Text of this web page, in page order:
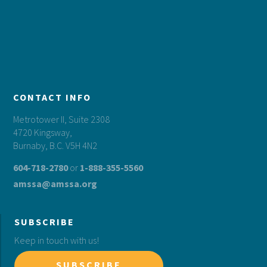
CONTACT INFO
Metrotower II, Suite 2308
4720 Kingsway,
Burnaby, B.C. V5H 4N2
604-718-2780or 1-888-355-5560
amssa@amssa.org
SUBSCRIBE
Keep in touch with us!
SUBSCRIBE